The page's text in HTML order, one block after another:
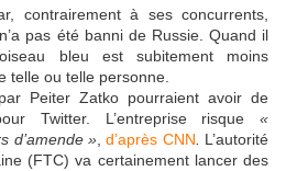
contrairement à ses concurrents,
pas été banni de Russie. Quand il
bleu est subitement moins
telle ou telle personne.
Peiter Zatko pourraient avoir de
Twitter. L’entreprise risque «
d’amende »,d’après CNN
L’autorité
(FTC) va certainement lancer des